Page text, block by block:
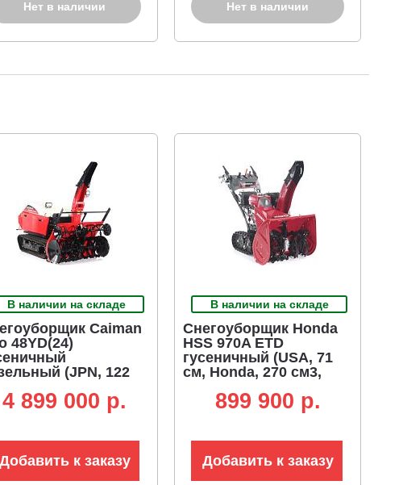
после чего с большой скоростью выбрасываются через желоб.
Нет в наличии Нет в наличии
В наличии на складе
Caiman
48YD(24)
(JPN, 122
аккумулятор
гидростатическая
кг)
4 899 000 p.
Добавить к заказу
В наличии на складе
Снегоуборщик Honda
HSS 970A ETD
гусеничный (USA, 71
см, Honda, 270 см3,
гидростатическая
трансмиссия, LED
899 900 p.
Добавить к заказу